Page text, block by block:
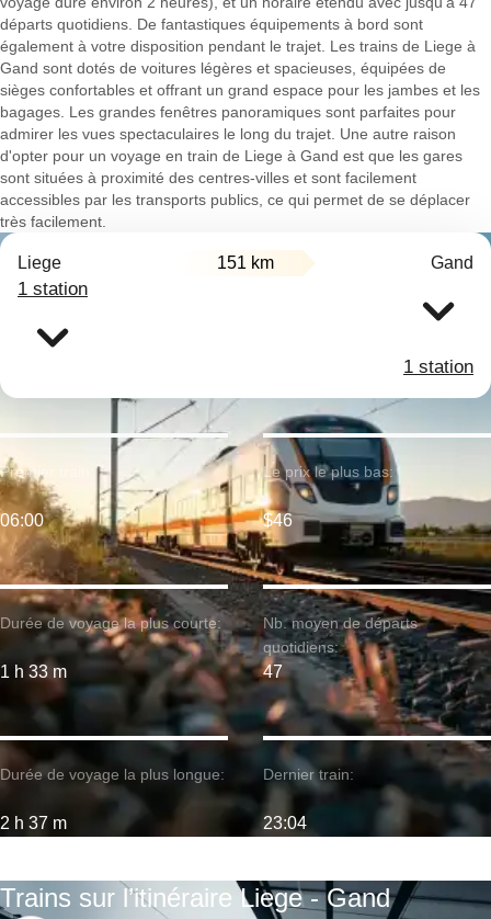
départs quotidiens. De fantastiques équipements à bord sont
également à votre disposition pendant le trajet. Les trains de Liege à
Gand sont dotés de voitures légères et spacieuses, équipées de
sièges confortables et offrant un grand espace pour les jambes et les
bagages. Les grandes fenêtres panoramiques sont parfaites pour
admirer les vues spectaculaires le long du trajet. Une autre raison
d'opter pour un voyage en train de Liege à Gand est que les gares
sont situées à proximité des centres-villes et sont facilement
accessibles par les transports publics, ce qui permet de se déplacer
très facilement.
Liege 151 km Gand
1 station
1 station
Durée de voyage la plus courte:
1 h 33 m
Premier train:
06:00
Durée de voyage la plus longue:
2 h 37 m
Le prix le plus bas:
$46
Nb. moyen de départs
quotidiens:
47
Dernier train:
23:04
Trains sur l’itinéraire Liege - Gand